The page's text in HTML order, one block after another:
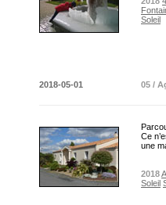
Soleil
2018-05-01
05 /
Ce
une
2018
Soleil